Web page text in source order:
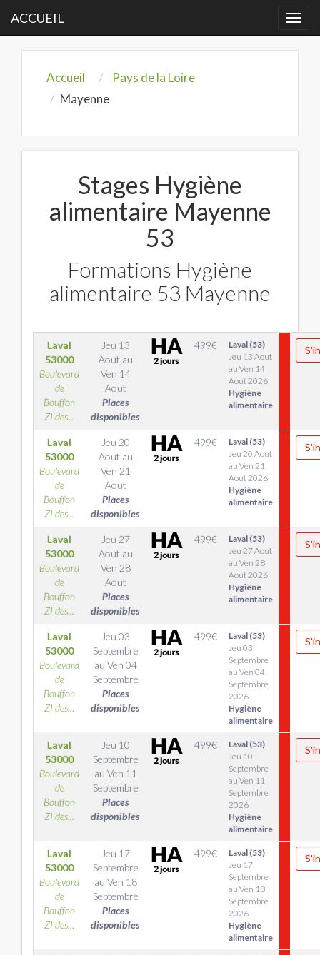
ACCUEIL
Accueil
Pays de la Loire
Mayenne
Stages Hygiène
alimentaire Mayenne
53
Formations Hygiène
alimentaire 53 Mayenne
Laval
53000
Boulevard
de
Bouffon
ZI des...
Jeu 13
Aout au
Ven 14
Aout
Places
disponibles
499€
Laval (53)
Jeu 13 Aout
au Ven 14
Aout 2026
Hygiène
alimentaire
Laval
53000
Boulevard
de
Bouffon
ZI des...
Jeu 20
Aout au
Ven 21
Aout
Places
disponibles
499€
Laval (53)
Jeu 20 Aout
au Ven 21
Aout 2026
Hygiène
alimentaire
Laval
53000
Boulevard
de
Bouffon
ZI des...
Jeu 27
Aout au
Ven 28
Aout
Places
disponibles
499€
Laval (53)
Jeu 27 Aout
au Ven 28
Aout 2026
Hygiène
alimentaire
Laval
53000
Boulevard
de
Bouffon
ZI des...
Jeu 03
Septembre
au Ven 04
Septembre
Places
disponibles
499€
Laval (53)
Jeu 03
Septembre
au Ven 04
Septembre
2026
Hygiène
alimentaire
Laval
53000
Boulevard
de
Bouffon
ZI des...
Jeu 10
Septembre
au Ven 11
Septembre
Places
disponibles
499€
Laval (53)
Jeu 10
Septembre
au Ven 11
Septembre
2026
Hygiène
alimentaire
Laval
53000
Boulevard
de
Bouffon
ZI des...
Jeu 17
Septembre
au Ven 18
Septembre
Places
disponibles
499€
Laval (53)
Jeu 17
Septembre
au Ven 18
Septembre
2026
Hygiène
alimentaire